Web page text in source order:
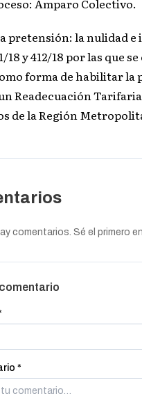
Amparo Colectivo.
pretensión: la nulidad
18 y 412/18 por las que
forma de habilitar la
Readecuación
de la Región
comentarios. Sé el primero
*